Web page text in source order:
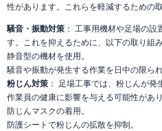
性があります。これらを軽減するための
騒音・振動対策 ： 工事用機材や足場の
す。これを抑えるために、以下の取り組
静音型の機材を使用。
騒音や振動が発生する作業を日中の限ら
粉じん対策 ： 足場工事では、粉じんが
作業員の健康に影響を与える可能性があり
防じんマスクの着用。
防護シートで粉じんの拡散を抑制。